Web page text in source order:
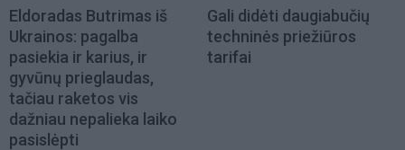
Eldoradas Butrimas iš
Ukrainos: pagalba
pasiekia ir karius, ir
gyvūnų prieglaudas,
tačiau raketos vis
dažniau nepalieka laiko
pasislėpti
Gali didėti daugiabučių
techninės priežiūros
tarifai